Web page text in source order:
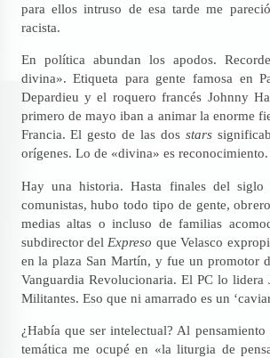
para ellos intruso de esa tarde me
racista.
En política abundan los apodos.
divina». Etiqueta para gente famosa en
Depardieu y el roquero francés Johnny
primero de mayo iban a animar la enorme
Francia. El gesto de las dosstars
orígenes. Lo de «divina» es
Hay una historia. Hasta finales del
comunistas, hubo todo tipo de gente,
medias altas o incluso de familias
subdirector del Expreso que Velasco
en la plaza San Martín, y fue un promotor
Vanguardia Revolucionaria. El PC lo lidera
Militantes. Eso que ni amarrado es un
¿Había que ser intelectual? Al
temática me ocupé en «la liturgia de